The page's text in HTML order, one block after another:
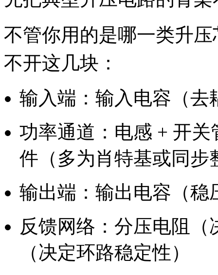
不管你用的是哪一类升
不开这几块：
输入端：输入电容（去
功率通道：电感 + 开
件（多为肖特基或同步
输出端：输出电容（稳
反馈网络：分压电阻
（决定环路稳定性）